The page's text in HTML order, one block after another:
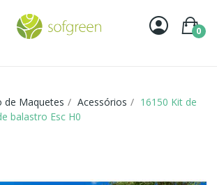
0
de Maquetes Acessórios
16150 Kit de
balastro Esc H0